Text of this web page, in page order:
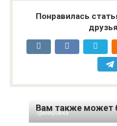
Понравилась
Вам также может
Тренировка